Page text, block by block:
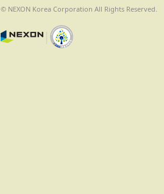
© NEXON Korea Corporation All Rights Reserved.
|